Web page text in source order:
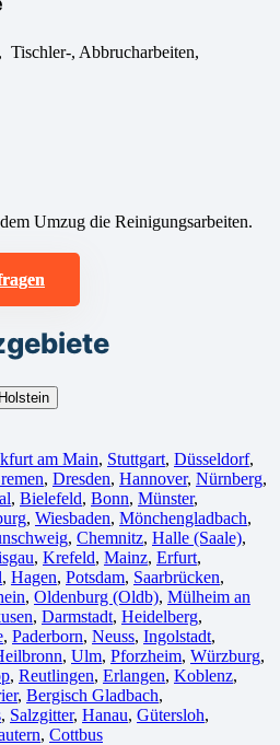
Tischler-, Abbrucharbeiten,
Umzug die Reinigungsarbeiten.
am Main, Stuttgart, Düsseldorf,
, Dresden, Hannover, Nürnberg,
, Bielefeld⁠, Bonn⁠, Münster⁠,
, Wiesbaden⁠, Mönchengladbach⁠,
, Chemnitz⁠, Halle (Saale)⁠,
⁠, Krefeld⁠, Mainz⁠, Erfurt,
, Hagen, Potsdam, Saarbrücken⁠,
⁠, Oldenburg (Oldb), Mülheim an
, Darmstadt⁠, Heidelberg,
, Paderborn, Neuss, Ingolstadt,
, Ulm⁠, Pforzheim, Würzburg,
, Reutlingen, Erlangen⁠, Koblenz,
, Bergisch Gladbach,
, Salzgitter⁠, Hanau, Gütersloh,
, Cottbus⁠